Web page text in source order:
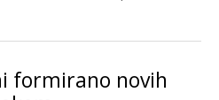
formirano novih